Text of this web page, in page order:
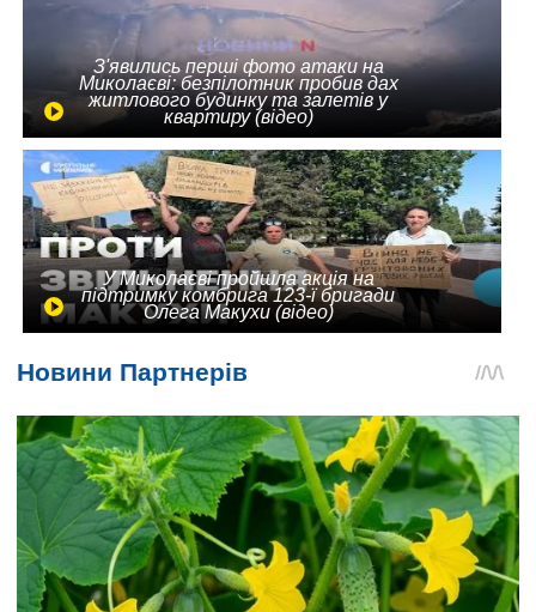
З'явились перші фото атаки на
Миколаєві: безпілотник пробив дах
житлового будинку та залетів у
квартиру (відео)
У Миколаєві пройшла акція на
підтримку комбрига 123-ї бригади
Олега Макухи (відео)